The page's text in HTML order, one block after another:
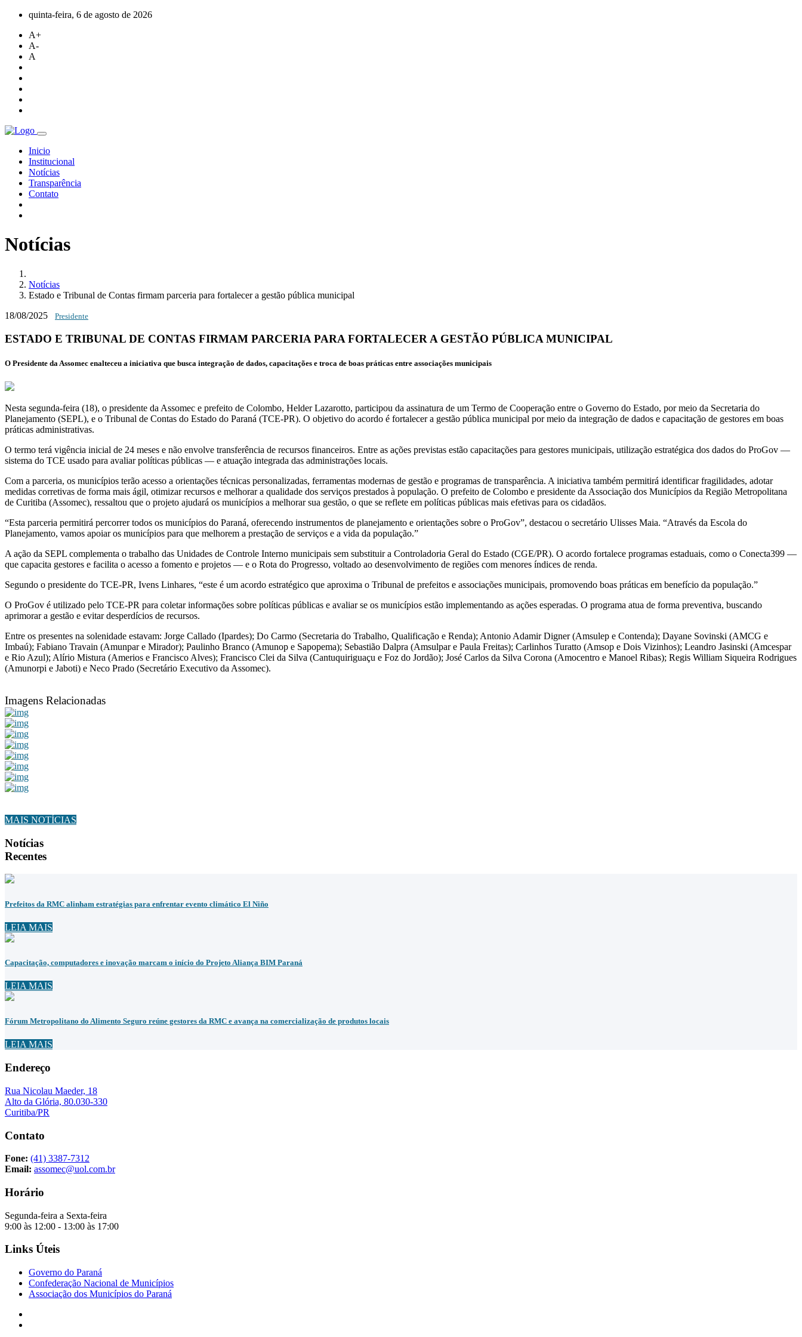
quinta-feira, 6 de agosto de 2026
A+
A-
A
Inicio
Institucional
Notícias
Transparência
Contato
Notícias
Notícias
Estado e Tribunal de Contas firmam parceria para fortalecer a gestão pública municipal
18/08/2025 Presidente
ESTADO E TRIBUNAL DE CONTAS FIRMAM PARCERIA PARA FORTALECER A GESTÃO PÚBLICA MUNICIPAL
O Presidente da Assomec enalteceu a iniciativa que busca integração de dados, capacitações e troca de boas práticas entre associações municipais
Nesta segunda-feira (18), o presidente da Assomec e prefeito de Colombo, Helder Lazarotto, participou da assinatura de um Termo de Cooperação entre o Governo do Estado, por meio da Secretaria do
Planejamento (SEPL), e o Tribunal de Contas do Estado do Paraná (TCE-PR). O objetivo do acordo é fortalecer a gestão pública municipal por meio da integração de dados e capacitação de gestores em boas
práticas administrativas.
O termo terá vigência inicial de 24 meses e não envolve transferência de recursos financeiros. Entre as ações previstas estão capacitações para gestores municipais, utilização estratégica dos dados do ProGov —
sistema do TCE usado para avaliar políticas públicas — e atuação integrada das administrações locais.
Com a parceria, os municípios terão acesso a orientações técnicas personalizadas, ferramentas modernas de gestão e programas de transparência. A iniciativa também permitirá identificar fragilidades, adotar
medidas corretivas de forma mais ágil, otimizar recursos e melhorar a qualidade dos serviços prestados à população. O prefeito de Colombo e presidente da Associação dos Municípios da Região Metropolitana
de Curitiba (Assomec), ressaltou que o projeto ajudará os municípios a melhorar sua gestão, o que se reflete em políticas públicas mais efetivas para os cidadãos.
“Esta parceria permitirá percorrer todos os municípios do Paraná, oferecendo instrumentos de planejamento e orientações sobre o ProGov”, destacou o secretário Ulisses Maia. “Através da Escola do
Planejamento, vamos apoiar os municípios para que melhorem a prestação de serviços e a vida da população.”
A ação da SEPL complementa o trabalho das Unidades de Controle Interno municipais sem substituir a Controladoria Geral do Estado (CGE/PR). O acordo fortalece programas estaduais, como o Conecta399 —
que capacita gestores e facilita o acesso a fomento e projetos — e o Rota do Progresso, voltado ao desenvolvimento de regiões com menores índices de renda.
Segundo o presidente do TCE-PR, Ivens Linhares, “este é um acordo estratégico que aproxima o Tribunal de prefeitos e associações municipais, promovendo boas práticas em benefício da população.”
O ProGov é utilizado pelo TCE-PR para coletar informações sobre políticas públicas e avaliar se os municípios estão implementando as ações esperadas. O programa atua de forma preventiva, buscando
aprimorar a gestão e evitar desperdícios de recursos.
Entre os presentes na solenidade estavam: Jorge Callado (Ipardes); Do Carmo (Secretaria do Trabalho, Qualificação e Renda); Antonio Adamir Digner (Amsulep e Contenda); Dayane Sovinski (AMCG e
Imbaú); Fabiano Travain (Amunpar e Mirador); Paulinho Branco (Amunop e Sapopema); Sebastião Dalpra (Amsulpar e Paula Freitas); Carlinhos Turatto (Amsop e Dois Vizinhos); Leandro Jasinski (Amcespar
e Rio Azul); Alírio Mistura (Amerios e Francisco Alves); Francisco Clei da Silva (Cantuquiriguaçu e Foz do Jordão); José Carlos da Silva Corona (Amocentro e Manoel Ribas); Regis William Siqueira Rodrigues
(Amunorpi e Jaboti) e Neco Prado (Secretário Executivo da Assomec).
Imagens Relacionadas
MAIS NOTÍCIAS
Notícias
Recentes
Prefeitos da RMC alinham estratégias para enfrentar evento climático El Niño
LEIA MAIS
Capacitação, computadores e inovação marcam o início do Projeto Aliança BIM Paraná
LEIA MAIS
Fórum Metropolitano do Alimento Seguro reúne gestores da RMC e avança na comercialização de produtos locais
LEIA MAIS
Endereço
Rua Nicolau Maeder, 18
Alto da Glória, 80.030-330
Curitiba/PR
Contato
Fone: (41) 3387-7312
Email: assomec@uol.com.br
Horário
Segunda-feira a Sexta-feira
9:00 às 12:00 - 13:00 às 17:00
Links Úteis
Governo do Paraná
Confederação Nacional de Municípios
Associação dos Municípios do Paraná